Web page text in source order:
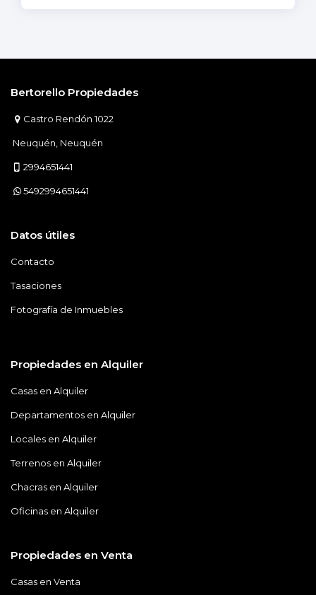
Bertorello Propiedades
Castro Rendón 1022
Neuquén, Neuquén
2994651441
5492994651441
Datos útiles
Contacto
Tasaciones
Fotografía de Inmuebles
Propiedades en Alquiler
Casas en Alquiler
Departamentos en Alquiler
Locales en Alquiler
Terrenos en Alquiler
Chacras en Alquiler
Oficinas en Alquiler
Propiedades en Venta
Casas en Venta